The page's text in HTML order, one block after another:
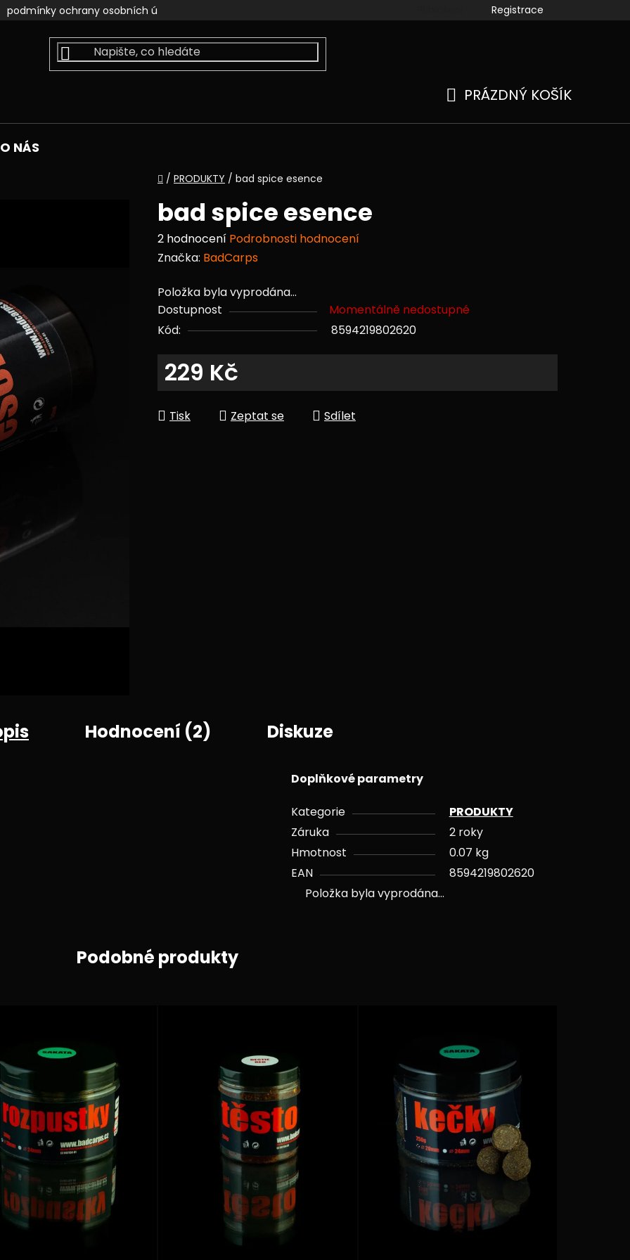
podmínky ochrany osobních údajů kamenné prodejny
Registrace
PRÁZDNÝ KOŠÍK
O NÁS
Domů
/ PRODUKTY / bad spice esence
bad spice esence
Průměrné
hodnocení
je
5,0
z
5
hvězdiček.
2 hodnocení Podrobnosti hodnocení
Značka: BadCarps
Položka byla vyprodána…
Dostupnost
Momentálně nedostupné
Kód:
8594219802620
229 Kč
Měrná cena:
Tisk
Zeptat se Sdílet
Hodnocení (2) Diskuze
Doplňkové parametry
Kategorie
PRODUKTY
Záruka
2 roky
Hmotnost
0.07 kg
EAN
8594219802620
Položka byla vyprodána…
Podobné produkty